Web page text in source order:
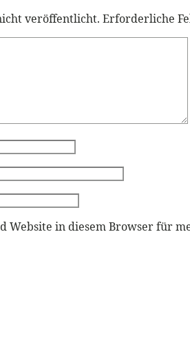
veröffentlicht. Erforderliche
Website in diesem Browser für